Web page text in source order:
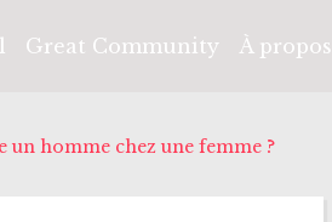
Great Community À propos
un homme chez une femme ?